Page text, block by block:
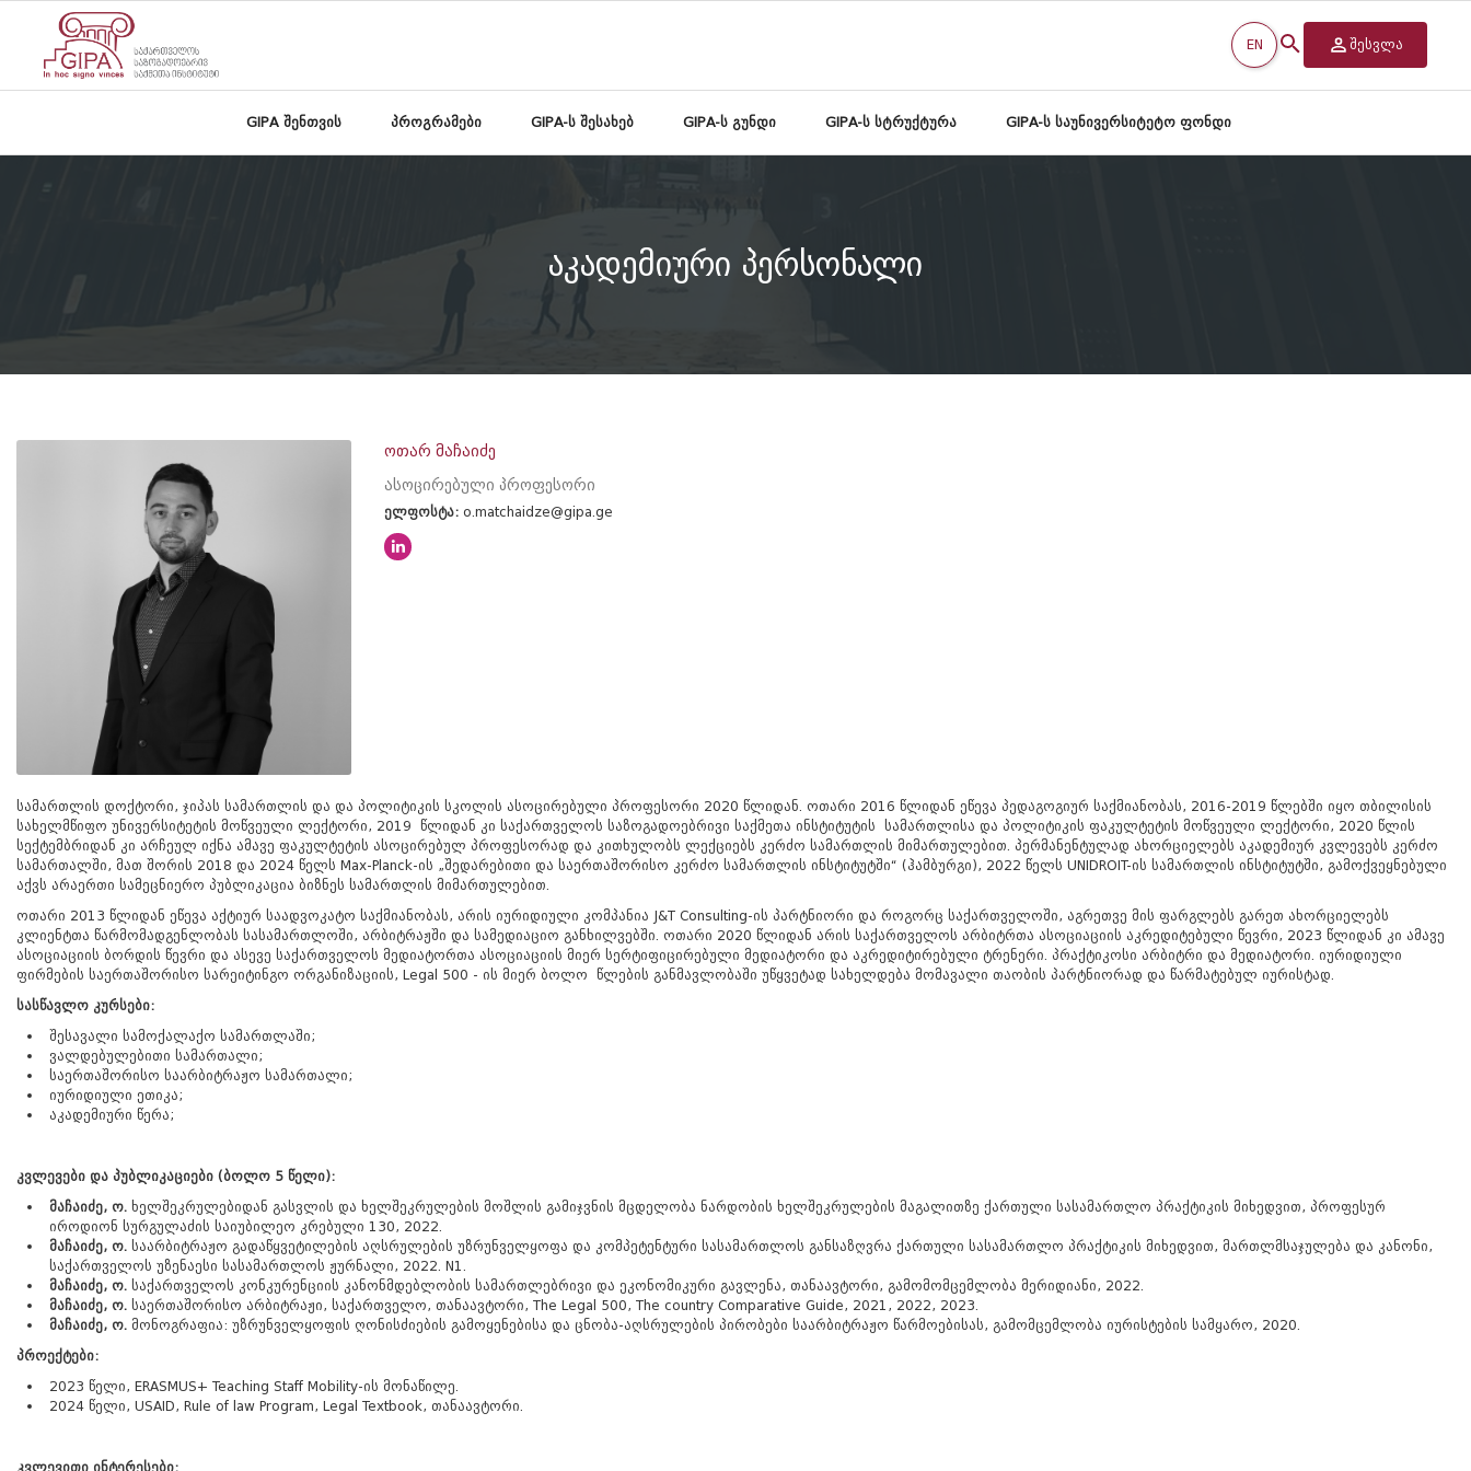
EN შესვლა
GIPA შენთვის პროგრამები GIPA-ს შესახებ GIPA-ს გუნდი GIPA-ს სტრუქტურა GIPA-ს საუნივერსიტეტო ფონდი
აკადემიური პერსონალი
ოთარ მაჩაიძე
ასოცირებული პროფესორი
ელფოსტა: o.matchaidze@gipa.ge
სამართლის დოქტორი, ჯიპას სამართლის და და პოლიტიკის სკოლის ასოცირებული პროფესორი 2020 წლიდან. ოთარი 2016 წლიდან ეწევა პედაგოგიურ საქმიანობას, 2016-2019 წლებში იყო თბილისის
სახელმწიფო უნივერსიტეტის მოწვეული ლექტორი, 2019 წლიდან კი საქართველოს საზოგადოებრივი საქმეთა ინსტიტუტის სამართლისა და პოლიტიკის ფაკულტეტის მოწვეული ლექტორი, 2020 წლის
სექტემბრიდან კი არჩეულ იქნა ამავე ფაკულტეტის ასოცირებულ პროფესორად და კითხულობს ლექციებს კერძო სამართლის მიმართულებით. პერმანენტულად ახორციელებს აკადემიურ კვლევებს კერძო
სამართალში, მათ შორის 2018 და 2024 წელს Max-Planck-ის „შედარებითი და საერთაშორისო კერძო სამართლის ინსტიტუტში“ (ჰამბურგი), 2022 წელს UNIDROIT-ის სამართლის ინსტიტუტში, გამოქვეყნებული
აქვს არაერთი სამეცნიერო პუბლიკაცია ბიზნეს სამართლის მიმართულებით.
ოთარი 2013 წლიდან ეწევა აქტიურ საადვოკატო საქმიანობას, არის იურიდიული კომპანია J&T Consulting-ის პარტნიორი და როგორც საქართველოში, აგრეთვე მის ფარგლებს გარეთ ახორციელებს
კლიენტთა წარმომადგენლობას სასამართლოში, არბიტრაჟში და სამედიაციო განხილვებში. ოთარი 2020 წლიდან არის საქართველოს არბიტრთა ასოციაციის აკრედიტებული წევრი, 2023 წლიდან კი ამავე
ასოციაციის ბორდის წევრი და ასევე საქართველოს მედიატორთა ასოციაციის მიერ სერტიფიცირებული მედიატორი და აკრედიტირებული ტრენერი. პრაქტიკოსი არბიტრი და მედიატორი. იურიდიული
ფირმების საერთაშორისო სარეიტინგო ორგანიზაციის, Legal 500 - ის მიერ ბოლო წლების განმავლობაში უწყვეტად სახელდება მომავალი თაობის პარტნიორად და წარმატებულ იურისტად.
სასწავლო კურსები:
შესავალი სამოქალაქო სამართლაში;
ვალდებულებითი სამართალი;
საერთაშორისო საარბიტრაჟო სამართალი;
იურიდიული ეთიკა;
აკადემიური წერა;
კვლევები და პუბლიკაციები (ბოლო 5 წელი):
მაჩაიძე, ო. ხელშეკრულებიდან გასვლის და ხელშეკრულების მოშლის გამიჯვნის მცდელობა ნარდობის ხელშეკრულების მაგალითზე ქართული სასამართლო პრაქტიკის მიხედვით, პროფესურ
იროდიონ სურგულაძის საიუბილეო კრებული 130, 2022.
მაჩაიძე, ო. საარბიტრაჟო გადაწყვეტილების აღსრულების უზრუნველყოფა და კომპეტენტური სასამართლოს განსაზღვრა ქართული სასამართლო პრაქტიკის მიხედვით, მართლმსაჯულება და კანონი,
საქართველოს უზენაესი სასამართლოს ჟურნალი, 2022. N1.
მაჩაიძე, ო. საქართველოს კონკურენციის კანონმდებლობის სამართლებრივი და ეკონომიკური გავლენა, თანაავტორი, გამომომცემლობა მერიდიანი, 2022.
მაჩაიძე, ო. საერთაშორისო არბიტრაჟი, საქართველო, თანაავტორი, The Legal 500, The country Comparative Guide, 2021, 2022, 2023.
მაჩაიძე, ო. მონოგრაფია: უზრუნველყოფის ღონისძიების გამოყენებისა და ცნობა-აღსრულების პირობები საარბიტრაჟო წარმოებისას, გამომცემლობა იურისტების სამყარო, 2020.
პროექტები:
2023 წელი, ERASMUS+ Teaching Staff Mobility-ის მონაწილე.
2024 წელი, USAID, Rule of law Program, Legal Textbook, თანაავტორი.
კვლევითი ინტერესები: